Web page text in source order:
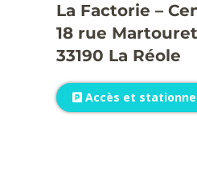
La Factorie –
18 rue Martouret
33190 La Réole
Accès et